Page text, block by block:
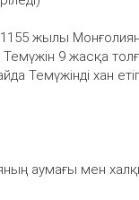
жылы
9 жасқа
Темүжінді хан
аумағы мен халқы